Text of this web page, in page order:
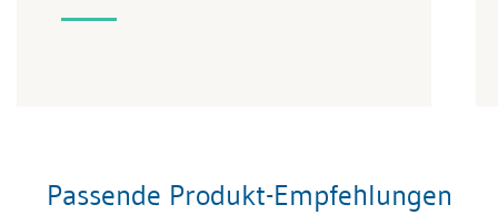
Passende Produkt-Empfehlungen